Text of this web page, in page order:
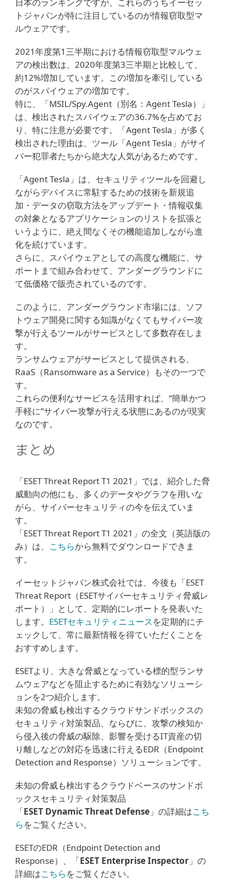
トジャパンが特に注目しているのが情報窃取型マ
ルウェアです。
2021年度第1三半期における情報窃取型マルウェ
アの検出数は、2020年度第3三半期と比較して、
約12%増加しています。この増加を牽引している
のがスパイウェアの増加です。
特に、「MSIL/Spy.Agent（別名：Agent Tesla）」
は、検出されたスパイウェアの36.7%を占めてお
り、特に注意が必要です。「Agent Tesla」が多く
検出された理由は、ツール「Agent Tesla」がサイ
バー犯罪者たちから絶大な人気があるためです。
「Agent Tesla」は、セキュリティツールを回避し
ながらデバイスに常駐するための技術を新規追
加・データの窃取方法をアップデート・情報収集
の対象となるアプリケーションのリストを拡張と
いうように、絶え間なくその機能追加しながら進
化を続けています。
さらに、スパイウェアとしての高度な機能に、サ
ポートまで組み合わせて、アンダーグラウンドに
て低価格で販売されているのです。
このように、アンダーグラウンド市場には、ソフ
トウェア開発に関する知識がなくてもサイバー攻
撃が行えるツールがサービスとして多数存在しま
す。
ランサムウェアがサービスとして提供される、
RaaS（Ransomware as a Service）もその一つで
す。
これらの便利なサービスを活用すれば、“簡単かつ
手軽に”サイバー攻撃が行える状態にあるのが現実
なのです。
まとめ
「ESET Threat Report T1 2021」では、紹介した脅
威動向の他にも、多くのデータやグラフを用いな
がら、サイバーセキュリティの今を伝えていま
す。
「ESET Threat Report T1 2021」の全文（英語版の
み）は、 こちらから無料でダウンロードできま
す。
イーセットジャパン株式会社では、今後も「ESET
Threat Report（ESETサイバーセキュリティ脅威レ
ポート）」として、定期的にレポートを発表いた
します。 ESETセキュリティニュースを定期的にチ
ェックして、常に最新情報を得ていただくことを
おすすめします。
ESETより、大きな脅威となっている標的型ランサ
ムウェアなどを阻止するために有効なソリューシ
ョンを2つ紹介します。
未知の脅威も検出するクラウドサンドボックスの
セキュリティ対策製品、ならびに、攻撃の検知か
ら侵入後の脅威の駆除、影響を受けるIT資産の切
り離しなどの対応を迅速に行えるEDR（Endpoint
Detection and Response）ソリューションです。
未知の脅威も検出するクラウドベースのサンドボ
ックスセキュリティ対策製品
「ESET Dynamic Threat Defense 」の詳細はこち
らをご覧ください。
ESETのEDR（Endpoint Detection and
Response）、「ESET Enterprise Inspector 」の
詳細はこちらをご覧ください。